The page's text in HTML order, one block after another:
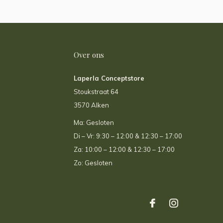
Over ons
Laperla Conceptstore
Stoukstraat 64
3570 Alken
Ma: Gesloten
Di – Vr: 9:30 – 12:00 & 12:30 – 17:00
Za: 10:00 – 12:00 & 12:30 – 17:00
Zo: Gesloten